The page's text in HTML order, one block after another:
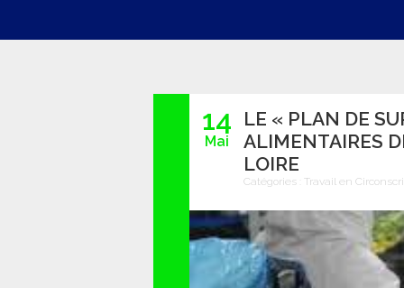
14
Mai
LE « PLAN DE
ALIMENTAIRES
LOIRE
Catégories : Travail en